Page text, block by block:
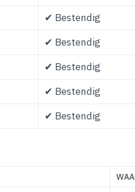
✔ Bestendig
✔ Bestendig
✔ Bestendig
✔ Bestendig
✔ Bestendig